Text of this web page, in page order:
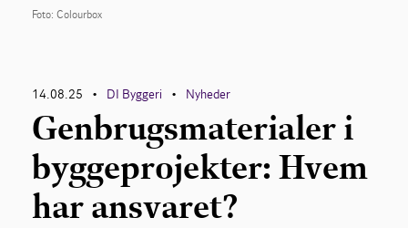
Foto: Colourbox
14.08.25 • DI Byggeri • Nyheder
Genbrugsmaterialer i
byggeprojekter: Hvem
har ansvaret?